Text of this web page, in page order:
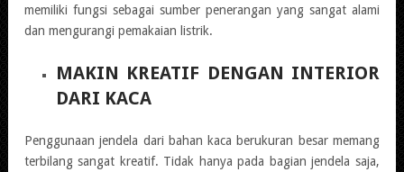
memiliki fungsi sebagai sumber penerangan yang sangat alami
dan mengurangi pemakaian listrik.
MAKIN KREATIF DENGAN INTERIOR
DARI KACA
Penggunaan jendela dari bahan kaca berukuran besar memang
terbilang sangat kreatif. Tidak hanya pada bagian jendela saja,